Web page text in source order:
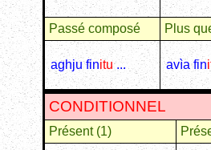
Passé composé Plus
aghju finitu... avìa fin
CONDITIONNEL
Présent (1)